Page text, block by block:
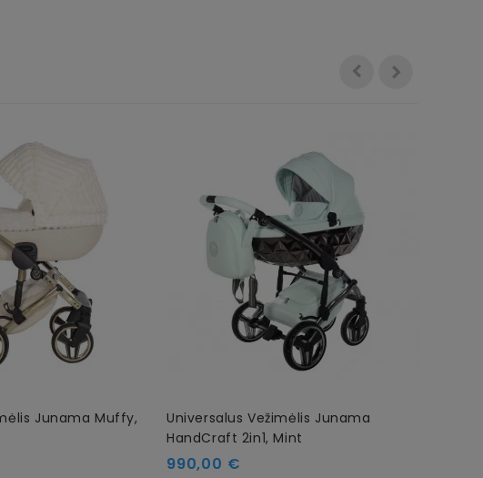
Junama Muffy,
Universalus Vežimėlis Junama
HandCraft 2in1, Mint
Kaina
990,00 €